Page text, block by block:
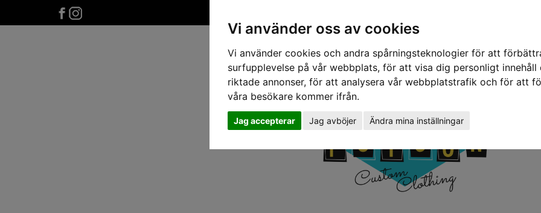
Vi använder oss av cookies
Vi använder cookies och andra spårningsteknologier för att
surfupplevelse på vår webbplats, för att visa dig personligt innehåll
riktade annonser, för att analysera vår webbplatstrafik och för att
våra besökare kommer ifrån.
Jag accepterar Jag avböjer Ändra mina inställningar